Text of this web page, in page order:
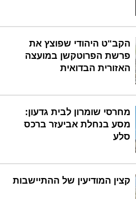
הקב"ט היהודי שפוצץ את
פרשת הפרוטקשן במועצה
האזורית הבדואית
מחרסי שומרון לבית גדעון:
מסע בנחלת אביעזר ברכס
סלע
קצין המודיעין של ההתיישבות